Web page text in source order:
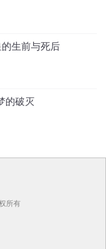
的生前与死后
的破灭
所有